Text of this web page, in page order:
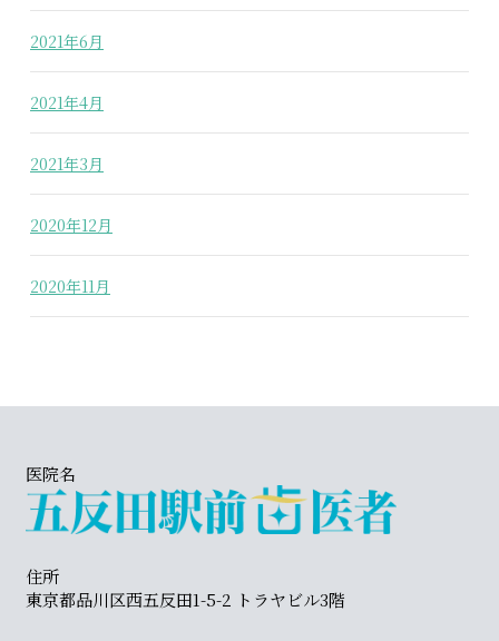
2021年6月
2021年4月
2021年3月
2020年12月
2020年11月
医院名
住所
東京都品川区西五反田1-5-2 トラヤビル3階